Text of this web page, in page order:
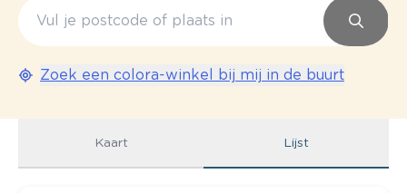
Zoek een colora-winkel bij mij in de buurt
Kaart Lijst